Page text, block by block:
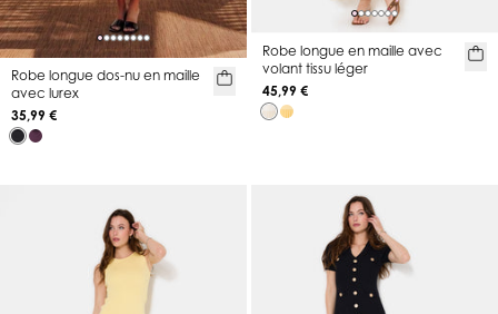
Robe longue dos-nu en maille
avec lurex
35,99 €
Robe longue en maille avec
volant tissu léger
45,99 €